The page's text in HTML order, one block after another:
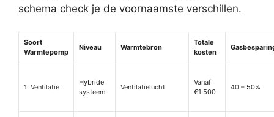
schema check je de voornaamste verschillen.
Soort
Warmtepomp
Niveau Warmtebron
Totale
kosten
1. Ventilatie
Hybride
systeem
Ventilatielucht
Vanaf
€1.500
40 – 50%